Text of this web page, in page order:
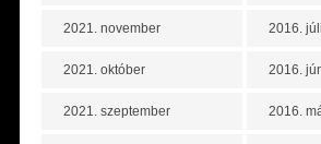
2021. november
2021. október
2021. szeptember
2016.
2016.
2016.